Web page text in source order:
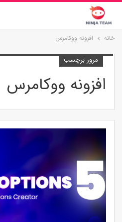
خانه افزونه ووکامرس
مرور برچسب
افزونه ووکامرس